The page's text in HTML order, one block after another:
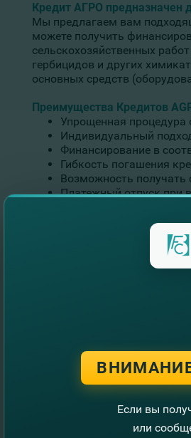
Кредит АГРО предназначен
Мы предлагаем вам
можете получить
сельскохозяйственных
гербицидов и других
основных средств
Преимущества Кредитов
Упрощенная процедура
Индивидуальный
Финансирование в
Гибкость погашения
Возможность получать
Платежный отпуск при
Заполните заявку,
интересующие вас детали.
расположенных в разных
Мы поддерживаем и
бизнес! Пусть ваш
FinComBank - ценим людей,
Оставьте свои
Если вы
или